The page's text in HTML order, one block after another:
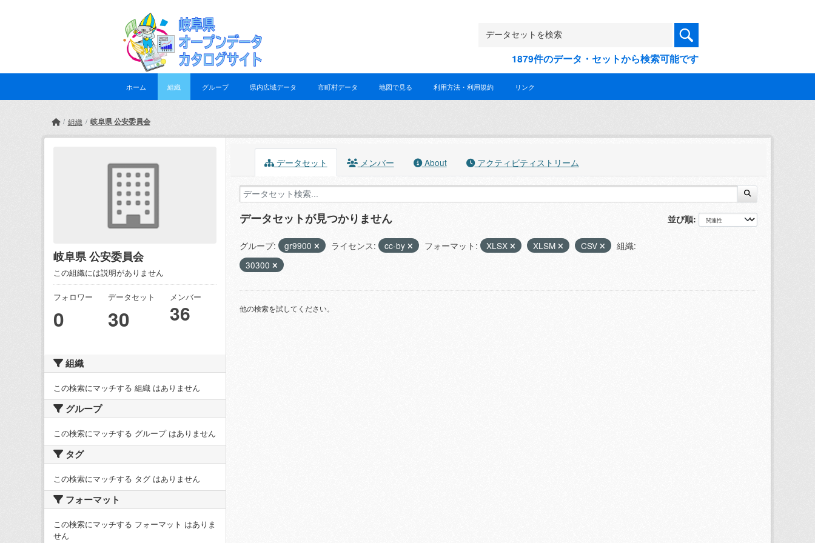
1879件のデータ・セットから検索可能です
ホーム 組織 グループ 県内広域データ 市町村データ 地図で見る 利用方法・利用規約 リンク
組織 岐阜県 公安委員会
岐阜県 公安委員会
この組織には説明がありません
フォロワー
0
データセット
30
メンバー
36
組織
この検索にマッチする 組織 はありません
グループ
この検索にマッチする グループ はありません
タグ
この検索にマッチする タグ はありません
フォーマット
この検索にマッチする フォーマット はありま
せん
データセット メンバー About アクティビティストリーム
並び順
データセットが見つかりません
グループ: gr9900 ライセンス: cc-by フォーマット: XLSX XLSM CSV
組織:
30300
他の検索を試してください。